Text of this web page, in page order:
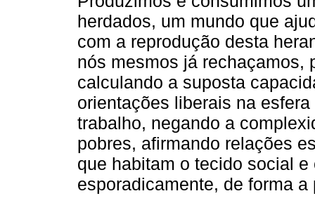
herdados, um mundo que
com a reprodução desta
nós mesmos já rechaçamos,
calculando a suposta
orientações liberais na
trabalho, negando a
pobres, afirmando relações
que habitam o tecido social
esporadicamente, de forma